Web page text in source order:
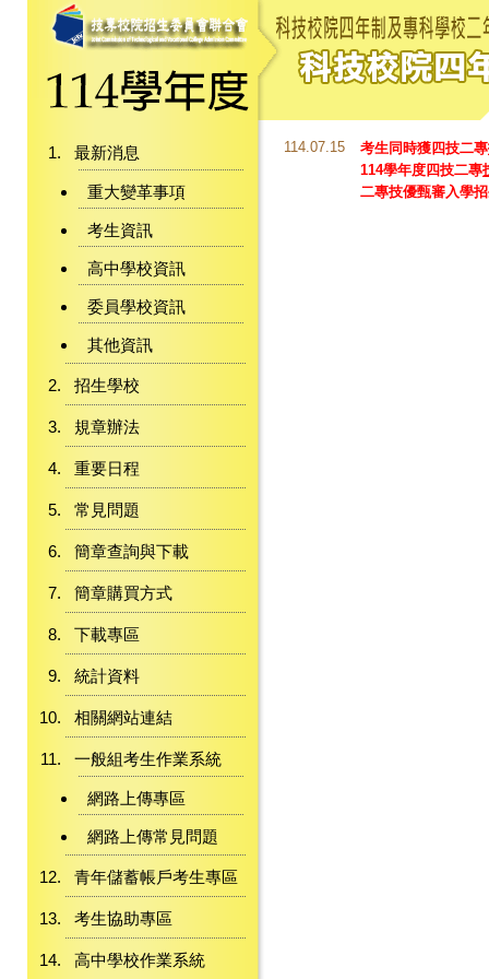
最新消息
重大變革事項
考生資訊
高中學校資訊
委員學校資訊
其他資訊
招生學校
規章辦法
重要日程
常見問題
簡章查詢與下載
簡章購買方式
下載專區
統計資料
相關網站連結
一般組考生作業系統
網路上傳專區
網路上傳常見問題
青年儲蓄帳戶考生專區
考生協助專區
高中學校作業系統
114.07.15 考生同時獲四技二專
114學年度四技二專
二專技優甄審入學